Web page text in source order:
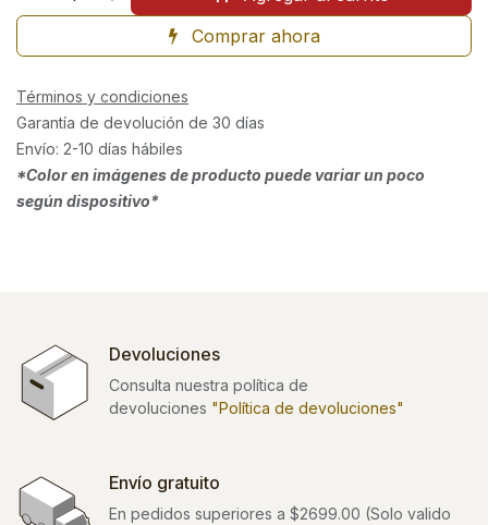
Comprar ahora
Términos y condiciones
Garantía de devolución de 30 días
Envío: 2-10 días hábiles
*Color en imágenes de producto puede variar un poco
según dispositivo*
Devoluciones
Consulta nuestra política de
devoluciones "Política de devoluciones"
Envío gratuito
En pedidos superiores a $2699.00 (Solo valido